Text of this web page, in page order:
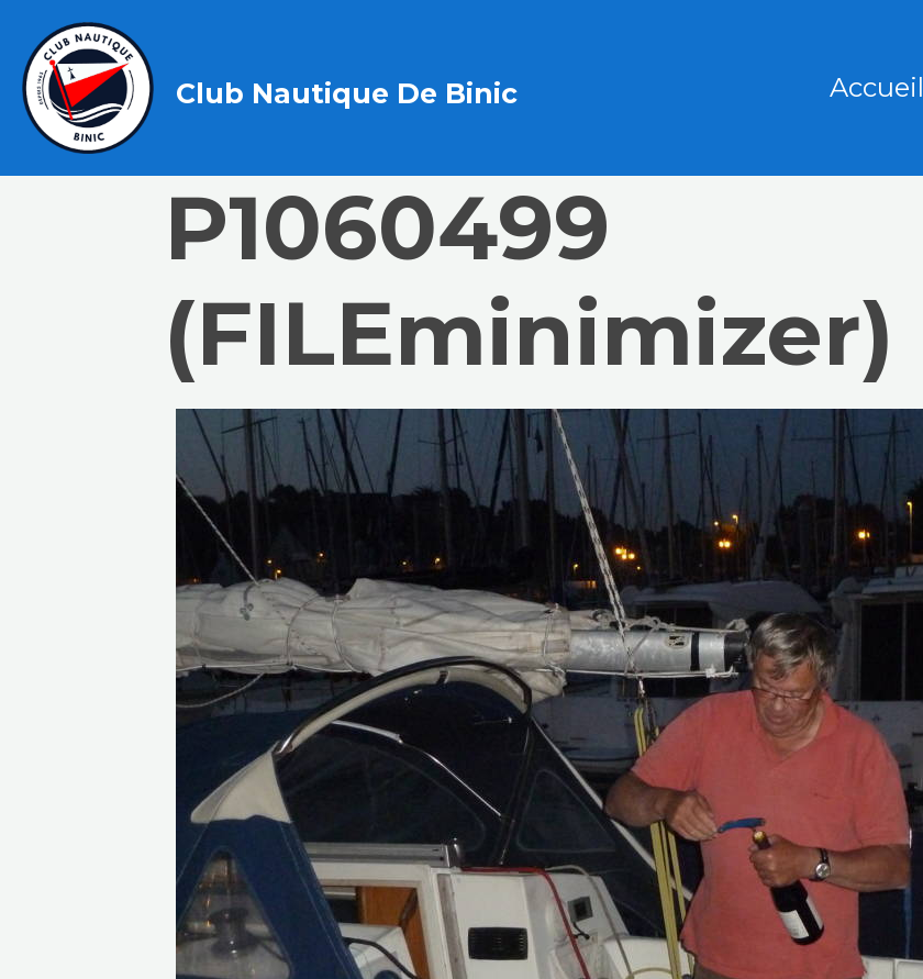
Club Nautique De Binic Accueil
P1060499
(FILEminimizer)